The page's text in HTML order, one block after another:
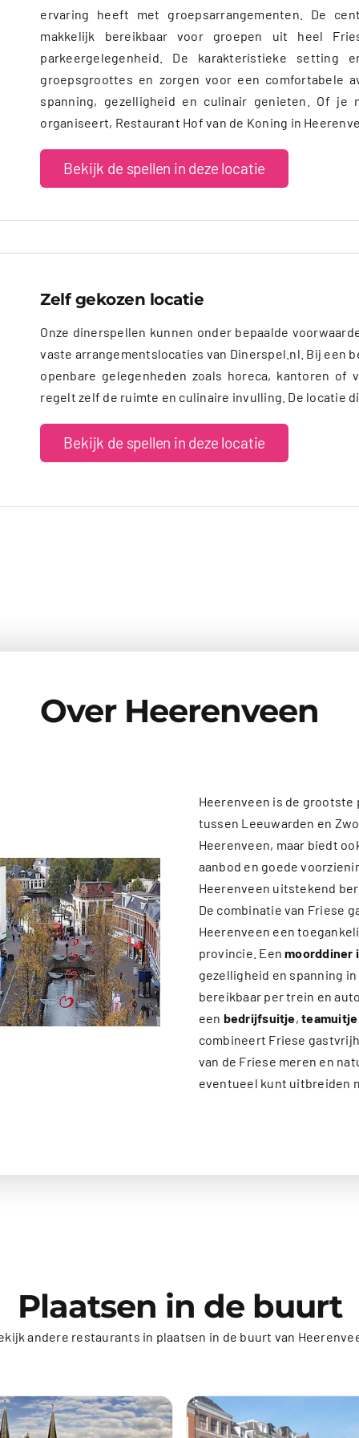
ervaring heeft met groepsarrangementen. De
makkelijk bereikbaar voor groepen uit heel
parkeergelegenheid. De karakteristieke
groepsgroottes en zorgen voor een comfortabele
spanning, gezelligheid en culinair genieten. Of
organiseert, Restaurant Hof van de Koning in
Bekijk de spellen in deze locatie
Zelf gekozen locatie
Onze dinerspellen kunnen onder bepaalde
vaste arrangementslocaties van Dinerspel.nl. Bij een
openbare gelegenheden zoals horeca, kantoren
regelt zelf de ruimte en culinaire invulling. De locatie
Bekijk de spellen in deze locatie
Over Heerenveen
Heerenveen is de grootste
tussen Leeuwarden en
Heerenveen, maar biedt
aanbod en goede
Heerenveen uitstekend
De combinatie van Friese
Heerenveen een
provincie. Eenmoorddiner
gezelligheid en spanning
bereikbaar per trein en
een bedrijfsuitje,teamuitje
combineert Friese
van de Friese meren en
eventueel kunt uitbreiden
Plaatsen in de buurt
andere restaurants in plaatsen in de buurt van